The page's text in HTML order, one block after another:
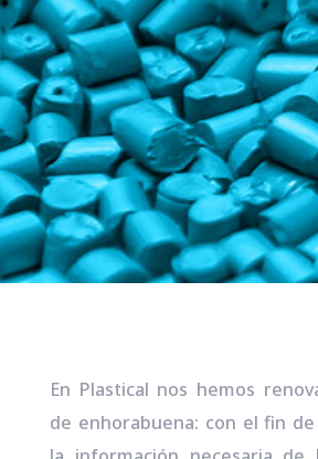
6 de Noviembre
En Plastical nos hemos
de enhorabuena: con el fin